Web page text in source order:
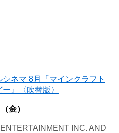
シネマ 8月『マインクラフト
』〈吹替版〉
金）
INC. AND